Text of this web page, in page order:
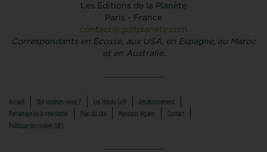
Les Éditions de la Planète
Paris - France
contact@golfplanete.com
Correspondants en Écosse, aux USA, en Espagne, au Maroc
et en Australie.
Accueil Qui sommes-nous ? Les Hebdo Golf
Désabonnement
Parrainage de la newsletter
Plan du site Mentions légales
Contact
Politique de cookies (UE)